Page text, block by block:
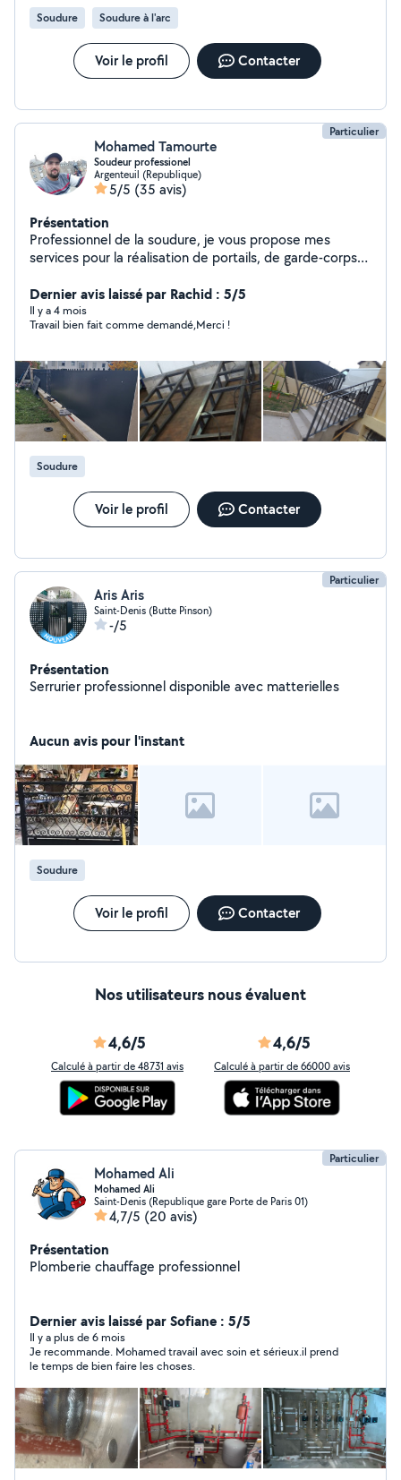
Soudure Soudure à l'arc
Voir le profil Contacter
Particulier
Mohamed Tamourte
Soudeur professionel
Argenteuil (Republique)
5/5 (35 avis)
Présentation
Professionnel de la soudure, je vous propose mes
services pour la réalisation de portails, de garde-corps
savoir-faire éprouvé.
Dernier avis laissé par Rachid : 5/5
Il y a 4 mois
Travail bien fait comme demandé,Merci !
Soudure
Voir le profil Contacter
Particulier
Aris Aris
Saint-Denis (Butte Pinson)
-/5
Présentation
Serrurier professionnel disponible avec matterielles
Aucun avis pour l'instant
Soudure
Voir le profil Contacter
Nos utilisateurs nous évaluent
4,6/5
Calculé à partir de 48731 avis
4,6/5
Calculé à partir de 66000 avis
Particulier
Mohamed Ali
Mohamed Ali
Saint-Denis (Republique gare Porte de Paris 01)
4,7/5 (20 avis)
Présentation
Plomberie chauffage professionnel
Dernier avis laissé par Sofiane : 5/5
Il y a plus de 6 mois
Je recommande. Mohamed travail avec soin et sérieux.il prend
le temps de bien faire les choses.